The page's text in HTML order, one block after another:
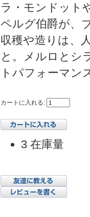
ラ・モンドット
ペルグ伯爵が、
収穫や造りは、
と。メルロとシ
トパフォーマン
カートに入れる:
3 在庫量